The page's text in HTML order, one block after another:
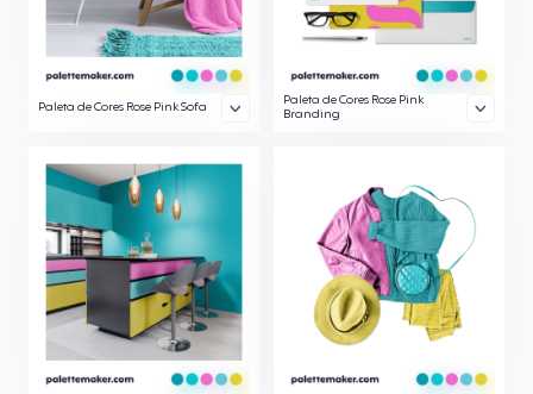
Paleta de Cores Rose Pink Sofa
Paleta de Cores Rose Pink
Branding